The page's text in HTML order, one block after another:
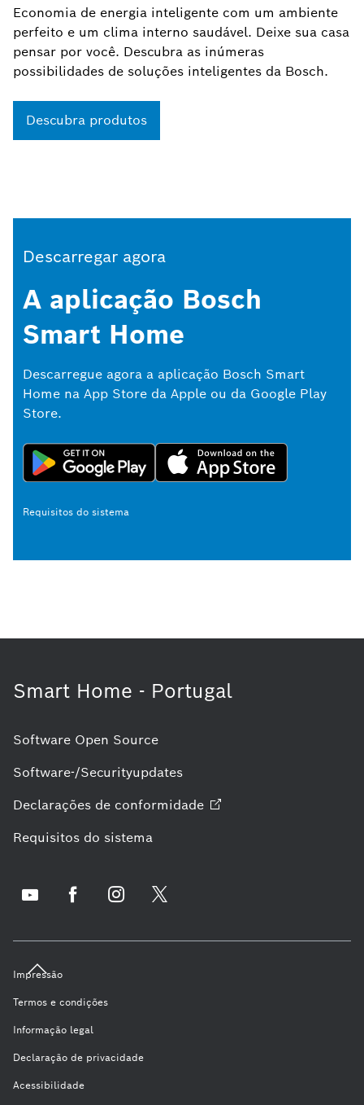
Economia de energia inteligente com um ambiente
perfeito e um clima interno saudável. Deixe sua casa
pensar por você. Descubra as inúmeras
possibilidades de soluções inteligentes da Bosch.
Descubra produtos
Descarregar agora
A aplicação Bosch
Smart Home
Descarregue agora a aplicação Bosch Smart
Home na App Store da Apple ou da Google Play
Store.
Requisitos do sistema
Smart Home - Portugal
Software Open Source
Software-/Securityupdates
Declarações de conformidade
Requisitos do sistema
Impressão
Termos e condições
Informação legal
Declaração de privacidade
Acessibilidade